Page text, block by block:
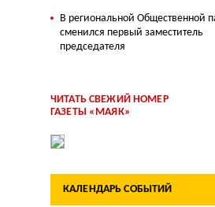
В региональной Общественной
сменился первый заместитель
председателя
ЧИТАТЬ СВЕЖИЙ НОМЕР
ГАЗЕТЫ «МАЯК»
КАЛЕНДАРЬ СОБЫТИЙ